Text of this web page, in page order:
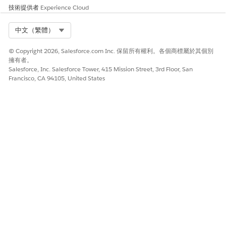
備註在測試提供者工具中移除測試套件後,按一下「
者」以確保您的銷售管道指派保持準確且最新。
另請參照：
技術提供者 Experience Cloud
中文（繁體）
© Copyright 2026, Salesforce.com Inc. 保留所有權利。各個商標屬於其個別
擁有者。
Salesforce, Inc. Salesforce Tower, 415 Mission Street, 3rd Floor, San
Francisco, CA 94105, United States